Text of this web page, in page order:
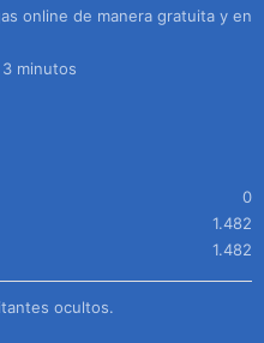
online de manera gratuita y en
minutos
0
1.482
1.482
ocultos.